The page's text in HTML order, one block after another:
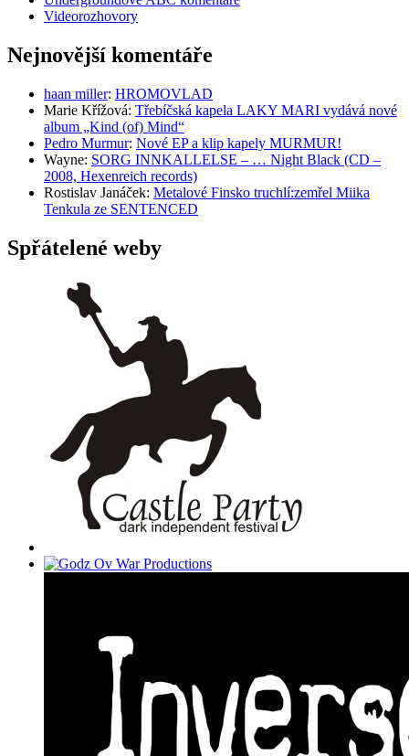
Videorozhovory
Nejnovější komentáře
haan miller: HROMOVLAD
Marie Křížová: Třebíčská kapela LAKY MARI vydává nové
album „Kind (of) Mind“
Pedro Murmur: Nové EP a klip kapely MURMUR!
Wayne: SORG INNKALLELSE – … Night Black (CD –
2008, Hexenreich records)
Rostislav Janáček: Metalové Finsko truchlí:zemřel Miika
Tenkula ze SENTENCED
Spřátelené weby